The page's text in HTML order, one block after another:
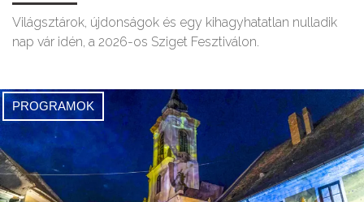
Világsztárok, újdonságok és egy kihagyhatatlan nulladik
nap vár idén, a 2026-os Sziget Fesztiválon.
PROGRAMOK